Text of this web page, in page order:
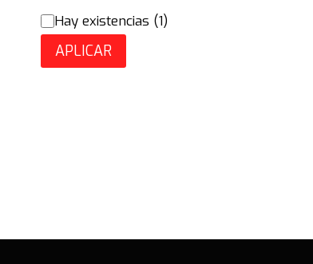
Estado
Hay existencias (1)
APLICAR